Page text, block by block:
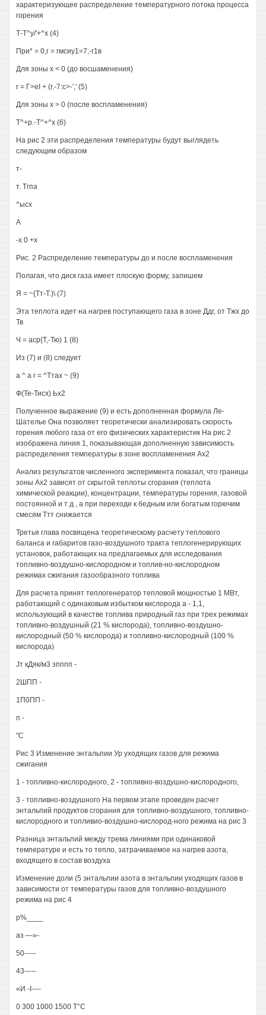
характеризующее распределение температурного потока процесса
горения
Т-Т^у/'+^х (4)
При* = 0,г = гмсиу1=7;-г1в
Для зоны х < 0 (до восшаменения)
r = Г>eI + (r.-7:c>-',' (5)
Для зоны х > 0 (после воспламенения)
Т^+р.-Т^+^х (6)
На рис 2 эти распределения температуры будут выглядеть
следующим образом
т-
т. Тгпа
^ысх
А
-х 0 +х
Рис. 2 Распределение температуры до и после воспламенения
Полагая, что диск газа имеет плоскую форму, запишем
Я = ~{Тт-Т.)\ (7)
Эта теплота идет на нагрев поступающего газа в зоне Ддг, от Тжх до
Тв
Ч = аср{Т,-Тю) 1 (8)
Из (7) и (8) следует
а ^ а г = ^Ттах ~ (9)
Ф(Те-Тисх) Ьх2
Полученное выражение (9) и есть дополненная формула Ле-
Шателье Она позволяет теоретически анализировать скорость
горения любого газа от его физических характеристик На рис 2
изображена линия 1, показывающая дополненную зависимость
распределения температуры в зоне воспламенения Ах2
Анализ результатов численного эксперимента показал, что границы
зоны Ах2 зависят от скрытой теплоты сгорания (теплота
химической реакции), концентрации, температуры горения, газовой
постоянной и т д , а при переходе к бедным или богатым горючим
смесям Ттт снижается
Третья глава посвящена теоретическому расчету теплового
баланса и габаритов газо-воздушного тракта теплогенерирующих
установок, работающих на предлагаемых для исследования
топливно-воздушно-кислородном и топлив-но-кислородном
режимах сжигания газообразного топлива
Для расчета принят теплогенератор тепловой мощностью 1 МВт,
работающий с одинаковым избытком кислорода а - 1,1,
использующий в качестве топлива природный газ при трех режимах
топливно-воздушный (21 % кислорода), топливно-воздушно-
кислородный (50 % кислорода) и топливно-кислородный (100 %
кислорода)
Jт кДяк/м3 зпппп -
2ШПП -
1П0ПП -
п -
"С
Рис 3 Изменение энтальпии Ур уходящих газов для режима
сжигания
1 - топливно-кислородного, 2 - топливно-воздушно-кислородного,
3 - топливно-воздушного На первом этапе проведен расчет
энтальпий продуктов сгорания для топливно-воздушного, топливно-
кислородного и топливио-воздушно-кислород-ного режима на рис 3
Разница энтальпий между трема линиями при одинаковой
температуре и есть то тепло, затрачиваемое на нагрев азота,
входящего в состав воздуха
Изменение доли (5 энтальпии азота в энтальпии уходящих газов в
зависимости от температуры газов для топливно-воздушного
режима на рис 4
р%____
аз —»-
50-----
43-----
«И -I----
0 300 1000 1500 Т°С